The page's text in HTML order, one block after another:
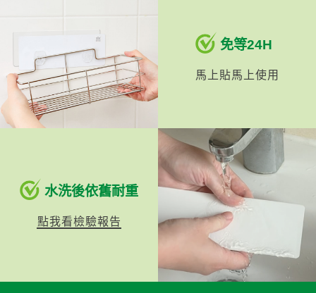
免等24H
馬上貼馬上使用
水洗後依舊耐重
點我看檢驗報告